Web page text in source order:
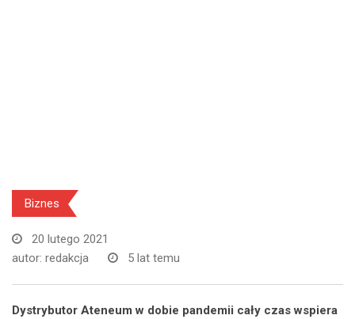
Biznes
20 lutego 2021
autor: redakcja 5 lat temu
Dystrybutor Ateneum w dobie pandemii cały czas wspiera